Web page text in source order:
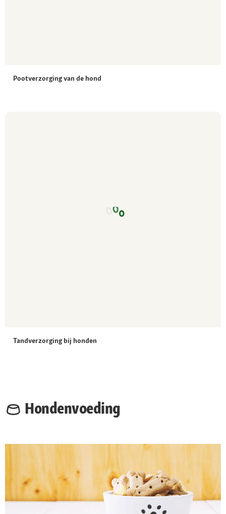
Pootverzorging van de hond
Tandverzorging bij honden
Hondenvoeding